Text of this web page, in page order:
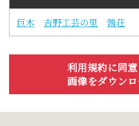
巨木 吉野工芸の里 鶉荘
利用規約に同意
画像をダウン